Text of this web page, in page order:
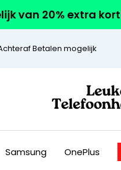
van 20% extra
Betalen mogelijk
Samsung OnePlus